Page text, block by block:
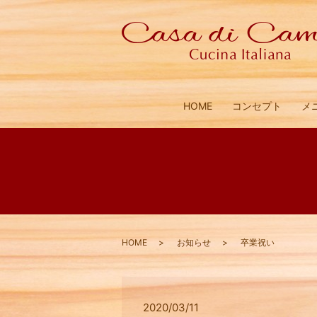
HOME コンセプト メ
HOME お知らせ 卒業祝い
2020/03/11